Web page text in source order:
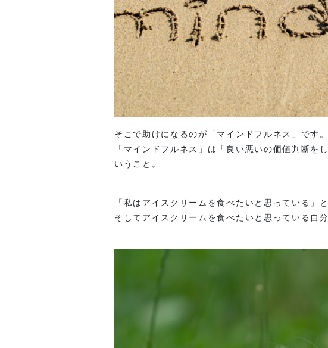
そこで助けになるのが「マインドフルネス」です。
「マインドフルネス」は「良い悪いの価値判断
いうこと。
「私はアイスクリームを食べたいと思っている」
そしてアイスクリームを食べたいと思っている自